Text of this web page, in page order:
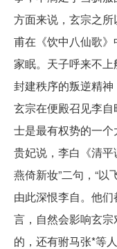
方面来说，玄宗之
甫在《饮中八仙歌
家眠。天子呼来不
封建秩序的叛逆精神
玄宗在便殿召见李
士是最有权势的一个
贵妃说，李白《清
燕倚新妆”二句，“以
由此深恨李自。他
言，自然会影响玄
的，还有驸马张*等